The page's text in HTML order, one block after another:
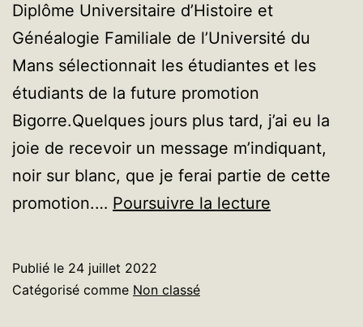
Diplôme Universitaire d’Histoire et
Généalogie Familiale de l’Université du
Mans sélectionnait les étudiantes et les
étudiants de la future promotion
Bigorre.Quelques jours plus tard, j’ai eu la
joie de recevoir un message m’indiquant,
noir sur blanc, que je ferai partie de cette
promotion.… Poursuivre la lecture
Publié le 24 juillet 2022
Catégorisé comme Non classé